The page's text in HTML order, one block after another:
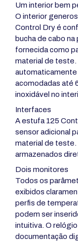
Um interior bem
O interior
Control Dry é
bucha de cabo
fornecida como
material de
acomodadas até
inoxidável no
Interfaces
A estufa 125
sensor adicional
material de
armazenados
Dois monitores
Todos os
exibidos
perfis de
podem ser
intuitiva. O
documentação